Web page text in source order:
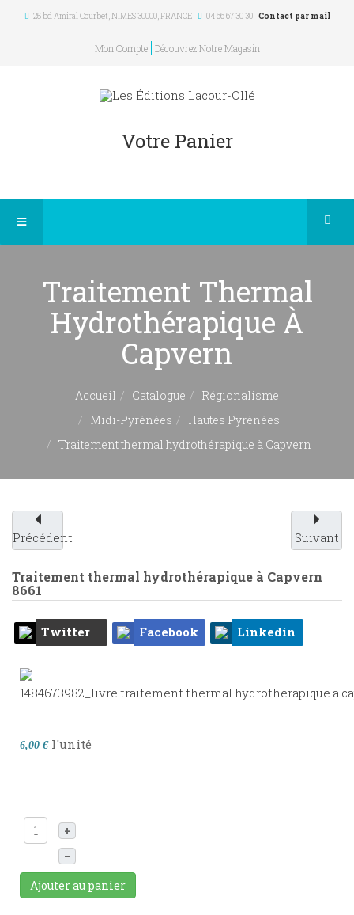
25 bd Amiral Courbet, NIMES 30000,FRANCE 04 66 67 30 30 Contact par mail
Mon Compte Découvrez Notre Magasin
Votre Panier
Traitement Thermal
Hydrothérapique À
Capvern
Accueil Catalogue
Régionalisme
Midi-Pyrénées
Hautes Pyrénées
Traitement thermal hydrothérapique à Capvern
Précédent Suivant
Traitement thermal hydrothérapique à Capvern
8661
Twitter Facebook Linkedin
6,00 € l'unité
+
–
Ajouter au panier